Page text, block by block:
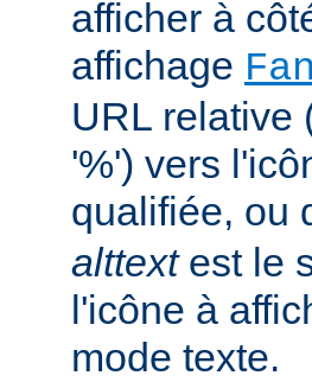
afficher à
affichage
URL relative
'%') vers
qualifiée, ou
alttextest le
l'icône à
mode texte.